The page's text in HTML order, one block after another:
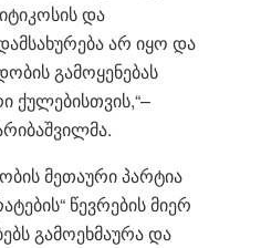
და
არ იყო და
გამოყენებას
ქულებისთვის,“–
მეთაური პარტია
წევრების მიერ
გამოეხმაურა და